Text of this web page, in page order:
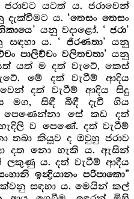
යටත් ය. ජරාවෙන්
ය. ‘තෙසං තෙසං
’ යනු වදාළෝ. ‘ජරා’
ය. ‘ ජිරණතා’ යනු
පාලිච්චං වලිතචතා’ යනු
යත් ම දත් වැටේ, කෙස්
මේ දත් වැටීම් ආදිය
දත් වැටීම් ආදිය සිදු
මග, සිඳී බිඳී දැවී ගිය
පෙණෙන්නා සේ කඩ දත්
ව පෙණේ. දත් වැටීම්
තබා කියූව ද ඔවුහු ජරාව
දත නො හැකි ය. ඇසින්
ලකුණු ය. දත් වැටීම් ආදීය
ඉන්‍ද්‍රියානං පරිපාකො”
සඳහා ය. මෙයින් කල්